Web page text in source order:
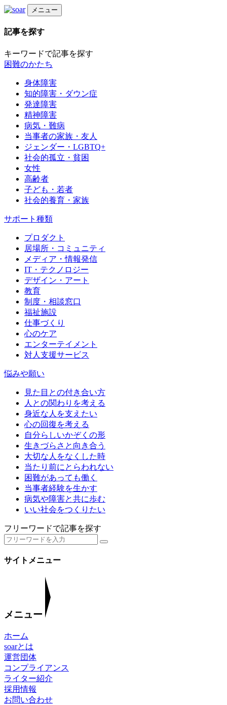
メニュー
記事を探す
キーワードで記事を探す
困難のかたち
身体障害
知的障害・ダウン症
発達障害
精神障害
病気・難病
当事者の家族・友人
ジェンダー・LGBTQ+
社会的孤立・貧困
女性
高齢者
子ども・若者
社会的養育・家族
サポート種類
プロダクト
居場所・コミュニティ
メディア・情報発信
IT・テクノロジー
デザイン・アート
教育
制度・相談窓口
福祉施設
仕事づくり
心のケア
エンターテイメント
対人支援サービス
悩みや願い
見た目との付き合い方
人との関わりを考える
身近な人を支えたい
心の回復を考える
自分らしいかぞくの形
生きづらさと向き合う
大切な人をなくした時
当たり前にとらわれない
困難があっても働く
当事者経験を生かす
病気や障害と共に歩む
いい社会をつくりたい
フリーワードで記事を探す
サイトメニュー
メニュー
ホーム
soarとは
運営団体
コンプライアンス
ライター紹介
採用情報
お問い合わせ